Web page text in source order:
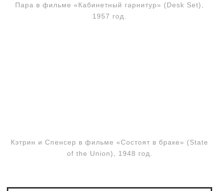
Пара в фильме «Кабинетный гарнитур» (Desk Set),
1957 год.
Кэтрин и Спенсер в фильме «Состоят в браке» (State
of the Union), 1948 год.